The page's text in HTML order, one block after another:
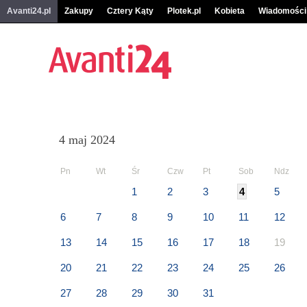
Avanti24.pl Zakupy Cztery Kąty Plotek.pl Kobieta Wiadomości
4 maj 2024
Pn Wt Śr Czw Pt Sob Ndz
1 2 3 4 5
6 7 8 9 10 11 12
13 14 15 16 17 18 19
20 21 22 23 24 25 26
27 28 29 30 31